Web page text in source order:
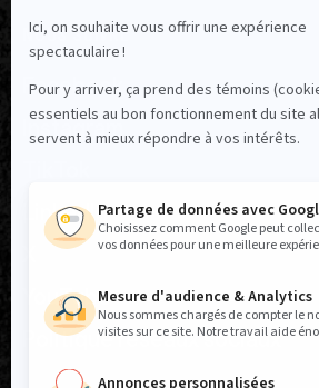
NOUS SUIVRE
Facebook
Instagram
LinkedIn
YouTube
Politique réseaux sociaux